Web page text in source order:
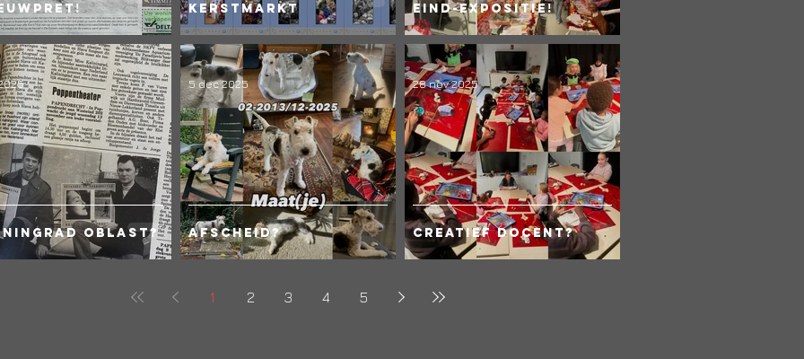
Kerstmarkt Eind-expositie!
Oblast? Afscheid?
5 dec 2025
Creatief docent?
28 nov 2025
1 2 3 4 5